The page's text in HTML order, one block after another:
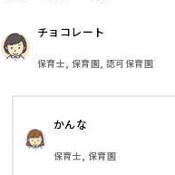
か？
ICT化は効率がよくなり良さ
際はどのように導入してい
と思います！
チョコレート
保育士, 保育園, 認可保育園
かんな
保育士, 保育園